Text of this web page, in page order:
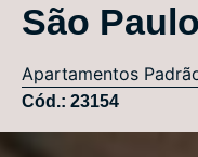
São Paulo
Apartamentos
Cód.: 23154